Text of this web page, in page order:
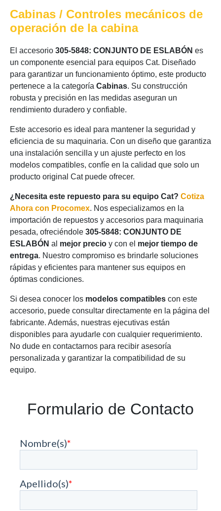
Cabinas / Controles mecánicos de
operación de la cabina
El accesorio 305-5848: CONJUNTO DE ESLABÓN es
un componente esencial para equipos Cat. Diseñado
para garantizar un funcionamiento óptimo, este producto
pertenece a la categoría Cabinas. Su construcción
robusta y precisión en las medidas aseguran un
rendimiento duradero y confiable.
Este accesorio es ideal para mantener la seguridad y
eficiencia de su maquinaria. Con un diseño que garantiza
una instalación sencilla y un ajuste perfecto en los
modelos compatibles, confíe en la calidad que solo un
producto original Cat puede ofrecer.
¿Necesita este repuesto para su equipo Cat? Cotiza
Ahora con Procomex. Nos especializamos en la
importación de repuestos y accesorios para maquinaria
pesada, ofreciéndole 305-5848: CONJUNTO DE
ESLABÓN al mejor precio y con el mejor tiempo de
entrega. Nuestro compromiso es brindarle soluciones
rápidas y eficientes para mantener sus equipos en
óptimas condiciones.
Si desea conocer los modelos compatibles con este
accesorio, puede consultar directamente en la página del
fabricante. Además, nuestras ejecutivas están
disponibles para ayudarle con cualquier requerimiento.
No dude en contactarnos para recibir asesoría
personalizada y garantizar la compatibilidad de su
equipo.
Formulario de Contacto